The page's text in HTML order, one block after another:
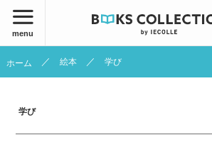
menu
ホーム 絵本 学び
学び